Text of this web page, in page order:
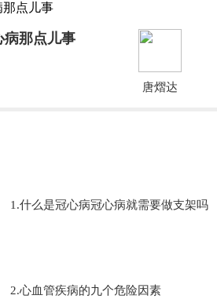
病那点儿事
唐熠达
1.什么是冠心病冠心病就需要做支架吗
2.心血管疾病的九个危险因素